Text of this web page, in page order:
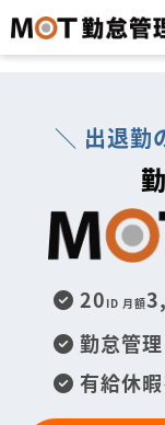
MOT勤怠管理
＼ 出退勤
20 ID 月額
勤怠管
有給休